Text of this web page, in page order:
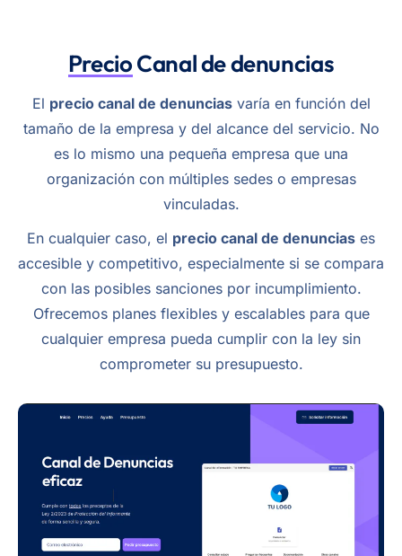
PrecioCanal de denuncias
El precio canal de denunciasvaría en función del
tamaño de la empresa y del alcance del servicio. No
es lo mismo una pequeña empresa que una
organización con múltiples sedes o empresas
vinculadas.
En cualquier caso, el precio canal de denuncias es
accesible y competitivo, especialmente si se compara
con las posibles sanciones por incumplimiento.
Ofrecemos planes flexibles y escalables para que
cualquier empresa pueda cumplir con la ley sin
comprometer su presupuesto.